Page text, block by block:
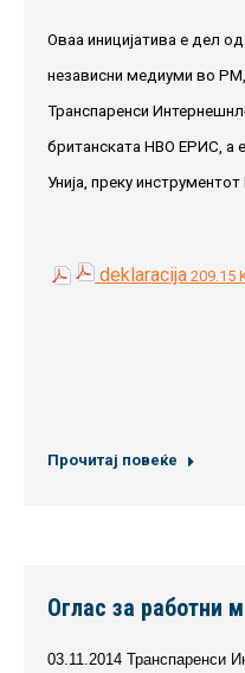
Оваа иницијатива е дел
независни медиуми во
Транспаренси
британската НВО ЕРИС, а
Унија, преку инструментот
deklaracija 209.15
Прочитај повеќе
Оглас за работни
03.11.2014 Транспаренси